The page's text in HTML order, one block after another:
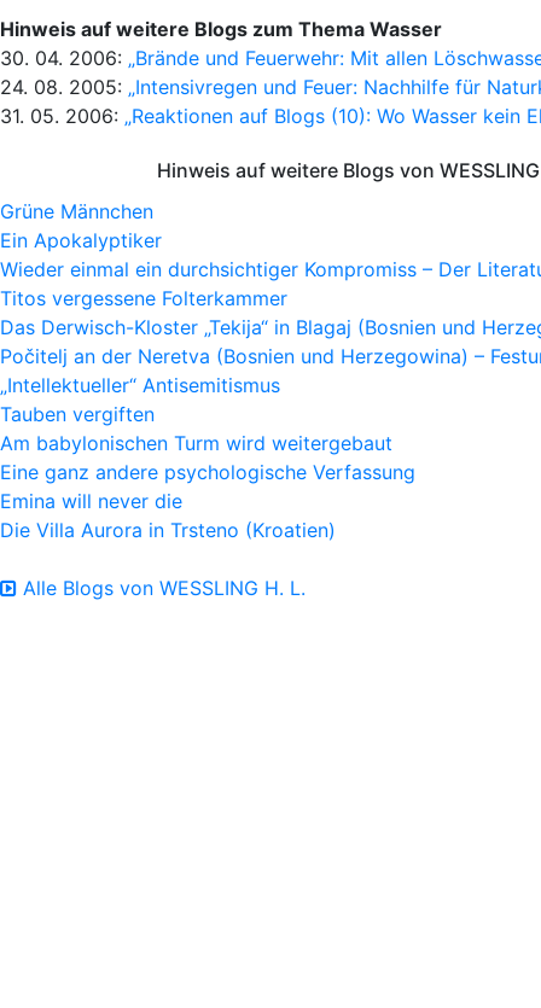
Hinweis auf weitere Blogs zum Thema Wasser
30. 04. 2006: „Brände und Feuerwehr: Mit allen
24. 08. 2005: „Intensivregen und Feuer: Nachhilfe für
31. 05. 2006: „Reaktionen auf Blogs (10): Wo Wasser kein
Hinweis auf weitere Blogs von
Grüne Männchen
Ein Apokalyptiker
Wieder einmal ein durchsichtiger Kompromiss – Der
Titos vergessene Folterkammer
Das Derwisch-Kloster „Tekija“ in Blagaj (Bosnien und
Počitelj an der Neretva (Bosnien und Herzegowina) –
„Intellektueller“ Antisemitismus
Tauben vergiften
Am babylonischen Turm wird weitergebaut
Eine ganz andere psychologische Verfassung
Emina will never die
Die Villa Aurora in Trsteno (Kroatien)
Alle Blogs von WESSLING H. L.